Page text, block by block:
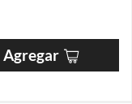
Agregar